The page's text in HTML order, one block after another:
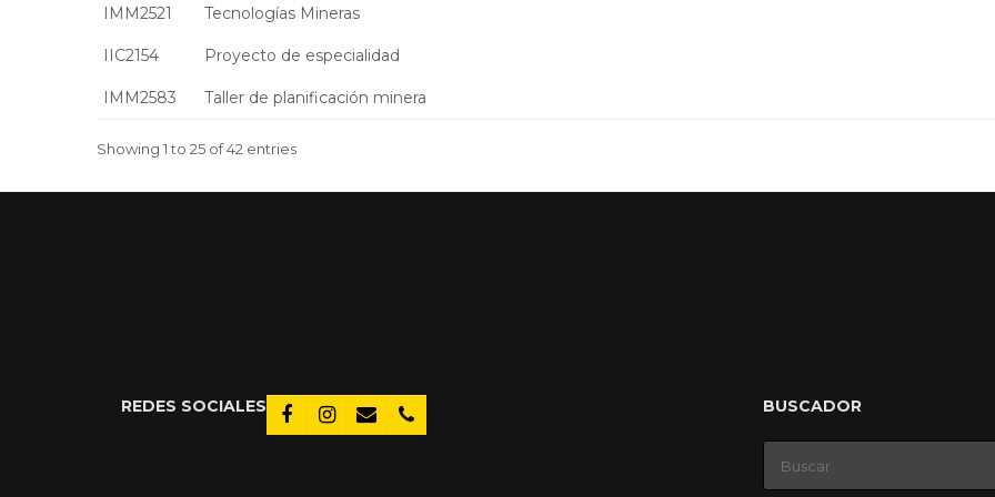
IMM2521 Tecnologías Mineras
IIC2154 Proyecto de especialidad
IMM2583 Taller de planificación minera
Showing 1 to 25 of 42 entries
REDES SOCIALES BUSCADOR